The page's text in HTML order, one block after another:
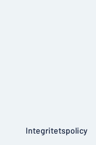
Integritetspolicy